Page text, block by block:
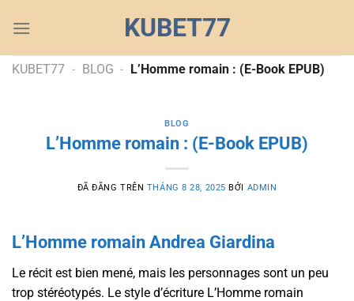
đến
dung
KUBET77
KUBET77 - BLOG - L’Homme romain : (E-Book EPUB)
BLOG
L’Homme romain : (E-Book EPUB)
ĐÃ ĐĂNG TRÊN THÁNG 8 28, 2025 BỞI ADMIN
L’Homme romain Andrea Giardina
Le récit est bien mené, mais les personnages sont un peu
trop stéréotypés. Le style d’écriture L’Homme romain